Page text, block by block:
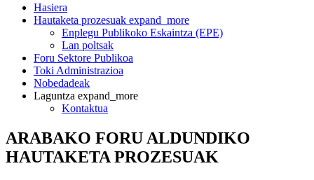
Hasiera
Hautaketa prozesuak expand_more
Enplegu Publikoko Eskaintza (EPE)
Lan poltsak
Foru Sektore Publikoa
Toki Administrazioa
Nobedadeak
Laguntza expand_more
Kontaktua
ARABAKO FORU ALDUNDIKO
HAUTAKETA PROZESUAK